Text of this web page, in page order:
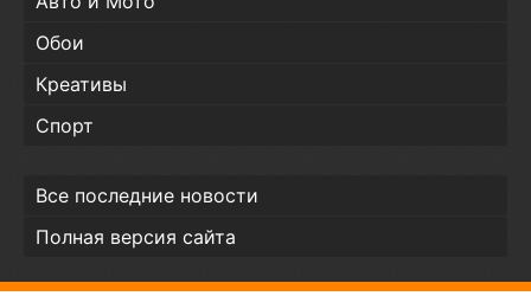
Обои
Креативы
Спорт
Все последние новости
Полная версия сайта